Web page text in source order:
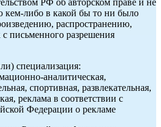
РФ об авторском праве и не
кем-либо в какой бы то ни было
распространению,
с письменного разрешения
специализация:
аналитическая,
спортивная, развлекательная,
реклама в соответствии с
Федерации о рекламе